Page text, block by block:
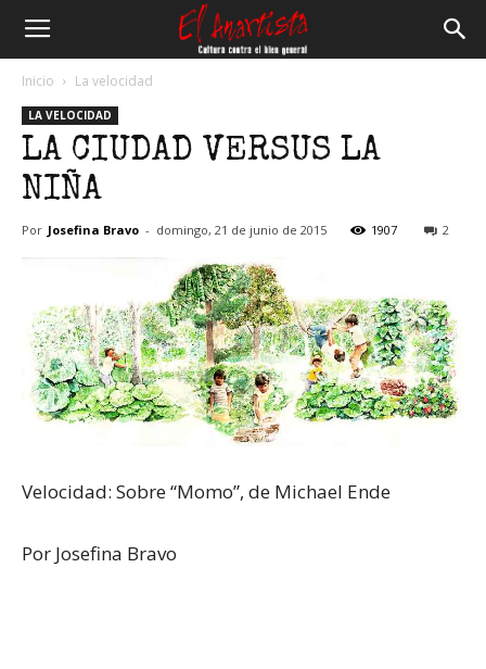
Anartista
Inicio La velocidad
LA VELOCIDAD
LA CIUDAD VERSUS LA
NIÑA
Por Josefina Bravo - domingo, 21 de junio de 2015 1907 2
Velocidad: Sobre “Momo”, de Michael Ende
Por Josefina Bravo